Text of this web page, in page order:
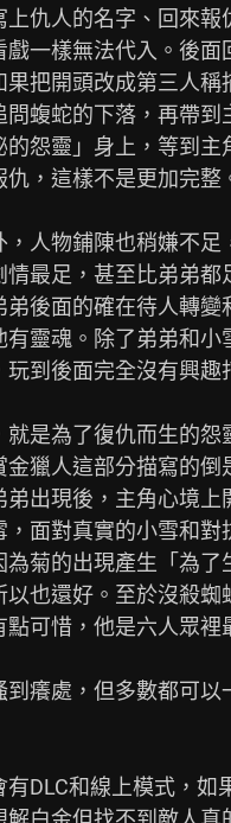
上仇人的名字、回來
戲一樣無法代入。後
果把開頭改成第三人
問蝮蛇的下落，再帶
的怨靈」身上，等到
，這樣不是更加完整
，人物鋪陳也稍嫌不
情最足，甚至比弟弟
弟後面的確在待人轉
有靈魂。除了弟弟和
到後面完全沒有興趣
就是為了復仇而生的
金獵人這部分描寫的
弟出現後，主角心境
，面對真實的小雪和
為菊的出現產生「為
以也還好。至於沒殺
可惜，他是六人眾裡
到癢處，但多數都可
DLC和線上模式，